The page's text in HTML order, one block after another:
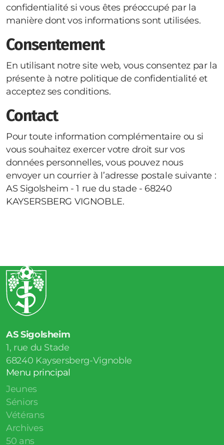
confidentialité si vous êtes préoccupé par la
manière dont vos informations sont utilisées.
Consentement
En utilisant notre site web, vous consentez par la
présente à notre politique de confidentialité et
acceptez ses conditions.
Contact
Pour toute information complémentaire ou si
vous souhaitez exercer votre droit sur vos
données personnelles, vous pouvez nous
envoyer un courrier à l’adresse postale suivante :
AS Sigolsheim - 1 rue du stade - 68240
KAYSERSBERG VIGNOBLE.
AS Sigolsheim
1, rue du Stade
68240 Kaysersberg-Vignoble
Menu principal
Jeunes
Séniors
Vétérans
Archives
50 ans